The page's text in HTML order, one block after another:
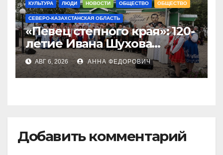
КУЛЬТУРА ЛЮДИ НОВОСТИ ОБЩЕСТВО ОБЩЕСТВО
СЕВЕРО-КАЗАХСТАНСКАЯ ОБЛАСТЬ
«Певец степного края»: 120-
летие Ивана Шухова
отметили в Жамбылском
районе СКО
АВГ 6, 2026 АННА ФЕДОРОВИЧ
Добавить комментарий